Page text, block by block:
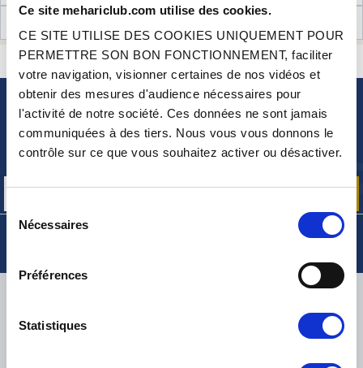
Ce site mehariclub.com utilise des cookies.
CE SITE UTILISE DES COOKIES UNIQUEMENT POUR
PERMETTRE SON BON FONCTIONNEMENT, faciliter
votre navigation, visionner certaines de nos vidéos et
obtenir des mesures d'audience nécessaires pour
l'activité de notre société. Ces données ne sont jamais
communiquées à des tiers. Nous vous vous donnons le
contrôle sur ce que vous souhaitez activer ou désactiver.
Sélection
Nécessaires
Préférences
Statistiques
UNE QUESTION ? BESOIN D 'AIDE ? CONTACTEZ-NOUS
NEWSLETTER
Inscrivez-vous pour recevoir gratuitement
nos offres promos et actualités produits